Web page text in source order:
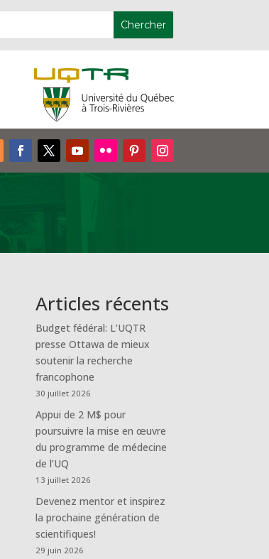
Articles récents
Budget fédéral: L’UQTR
presse Ottawa de mieux
soutenir la recherche
francophone
30 juillet 2026
Appui de 2 M$ pour
poursuivre la mise en œuvre
du programme de médecine
de l’UQ
13 juillet 2026
Devenez mentor et inspirez
la prochaine génération de
scientifiques!
29 juin 2026